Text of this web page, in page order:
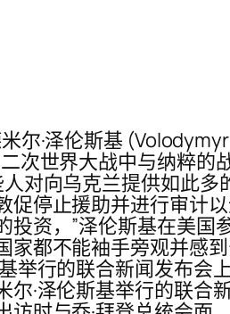
尔·泽伦斯基
次世界大战中与纳粹
对向乌克兰提供如此多
促停止援助并进行审计
投资，”泽伦斯基在美
都不能袖手旁观并感
举行的联合新闻发布会
尔·泽伦斯基举行的联